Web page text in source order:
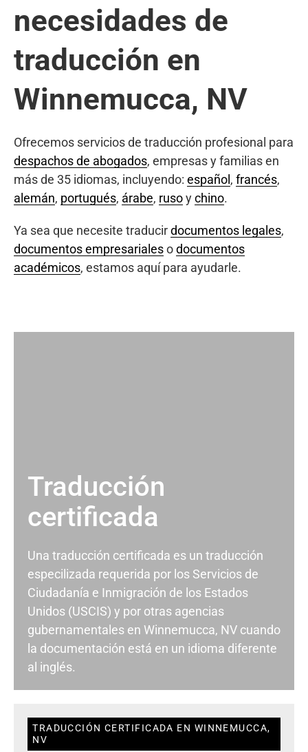
necesidades de
traducción en
Winnemucca, NV
Ofrecemos servicios de traducción profesional para
despachos de abogados, empresas y familias en
más de 35 idiomas, incluyendo: español , francés,
alemán, portugués, árabe, rusoychino.
Ya sea que necesite traducirdocumentos legales,
documentos empresarialesodocumentos
académicos, estamos aquí para ayudarle.
Traducción
certificada
Una traducción certificada es un traducción
especilizada requerida por los Servicios de
Ciudadanía e Inmigración de los Estados
Unidos (USCIS) y por otras agencias
gubernamentales en Winnemucca, NV cuando
la documentación está en un idioma diferente
al inglés.
TRADUCCIÓN CERTIFICADA EN WINNEMUCCA,
NV